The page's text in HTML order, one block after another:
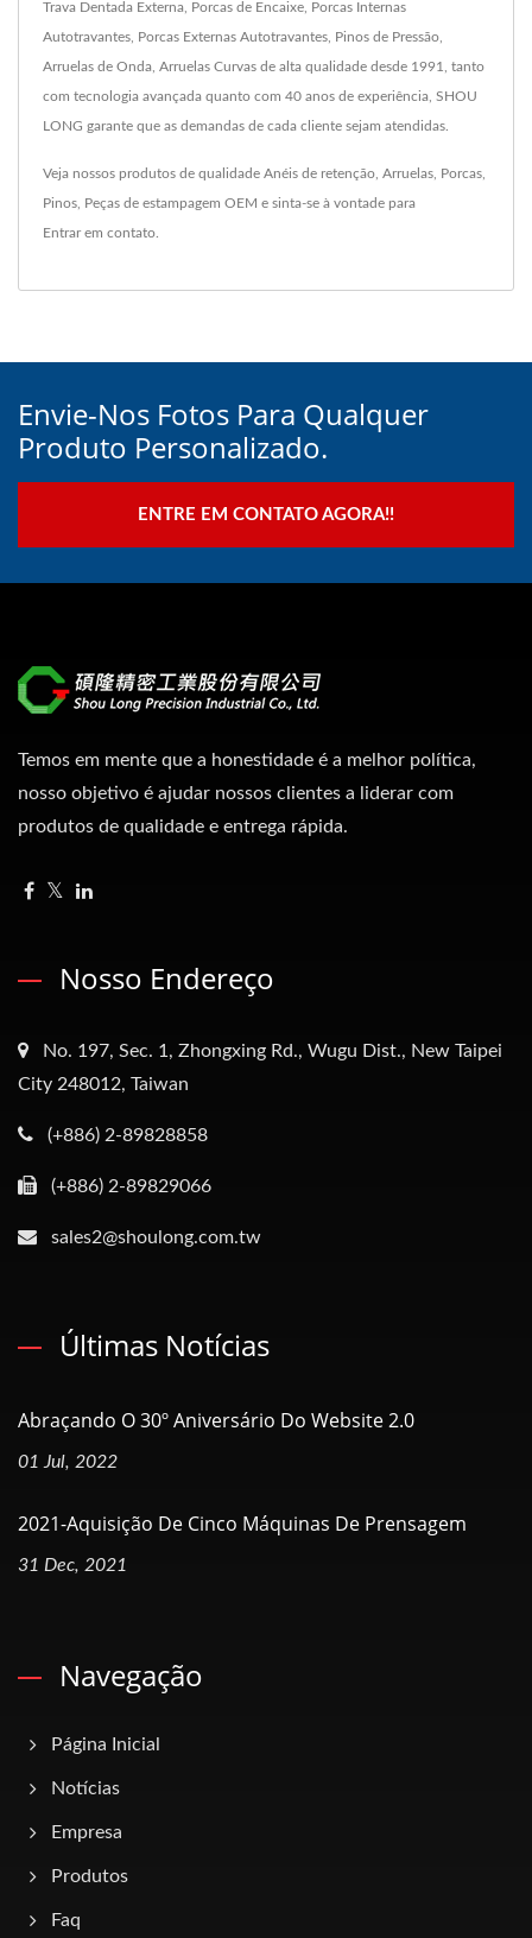
Trava Dentada Externa, Porcas de Encaixe, Porcas Internas
Autotravantes, Porcas Externas Autotravantes, Pinos de Pressão,
Arruelas de Onda, Arruelas Curvas de alta qualidade desde 1991, tanto
com tecnologia avançada quanto com 40 anos de experiência, SHOU
LONG garante que as demandas de cada cliente sejam atendidas.
Veja nossos produtos de qualidade Anéis de retenção Arruelas Porcas
Pinos Peças de estampagem OEM e sinta-se à vontade para
Entrar em contato
Envie-Nos Fotos Para Qualquer
Produto Personalizado.
ENTRE EM CONTATO AGORA!!
Temos em mente que a honestidade é a melhor política,
nosso objetivo é ajudar nossos clientes a liderar com
produtos de qualidade e entrega rápida.
Nosso Endereço
No. 197, Sec. 1, Zhongxing Rd., Wugu Dist., New Taipei
City 248012, Taiwan
(+886) 2-89828858
(+886) 2-89829066
sales2@shoulong.com.tw
Últimas Notícias
Abraçando O 30º Aniversário Do Website 2.0
01 Jul, 2022
2021-Aquisição De Cinco Máquinas De Prensagem
31 Dec, 2021
Navegação
Página Inicial
Notícias
Empresa
Produtos
Faq